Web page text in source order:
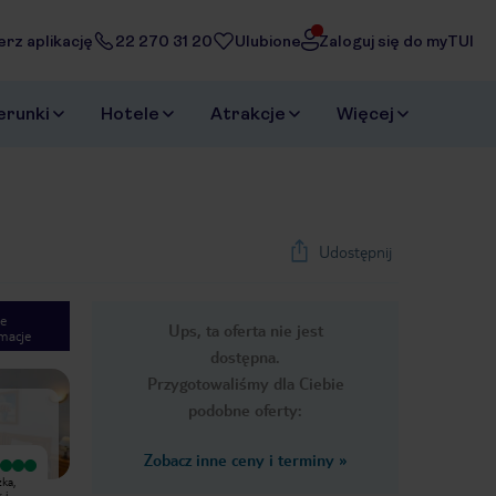
aplikację 22 270 31 20 Ulubione Zaloguj się do myTUI
Hotele Atrakcje Więcej
Udostępnij
Ups, ta oferta nie jest
dostępna.
Przygotowaliśmy dla Ciebie
podobne oferty:
Zobacz inne ceny i terminy »
1/23
Wyjątkowy